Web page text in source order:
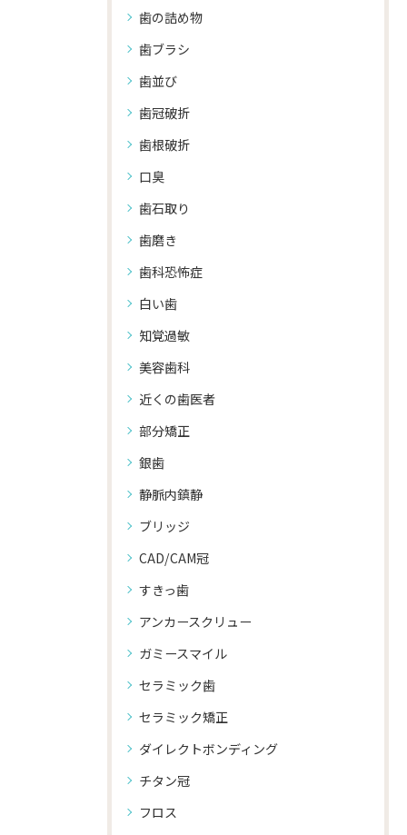
歯の詰め物
歯ブラシ
歯並び
歯冠破折
歯根破折
口臭
歯石取り
歯磨き
歯科恐怖症
白い歯
知覚過敏
美容歯科
近くの歯医者
部分矯正
銀歯
静脈内鎮静
ブリッジ
CAD/CAM冠
すきっ歯
アンカースクリュー
ガミースマイル
セラミック歯
セラミック矯正
ダイレクトボンディング
チタン冠
フロス